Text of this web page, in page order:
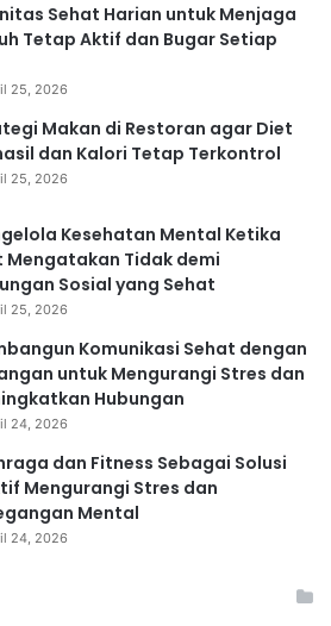
Sehat Harian untuk Menjaga
Tetap Aktif dan Bugar Setiap
25, 2026
Makan di Restoran agar Diet
dan Kalori Tetap Terkontrol
25, 2026
Kesehatan Mental Ketika
Mengatakan Tidak demi
Sosial yang Sehat
25, 2026
Komunikasi Sehat dengan
untuk Mengurangi Stres dan
Hubungan
24, 2026
dan Fitness Sebagai Solusi
Mengurangi Stres dan
Mental
24, 2026